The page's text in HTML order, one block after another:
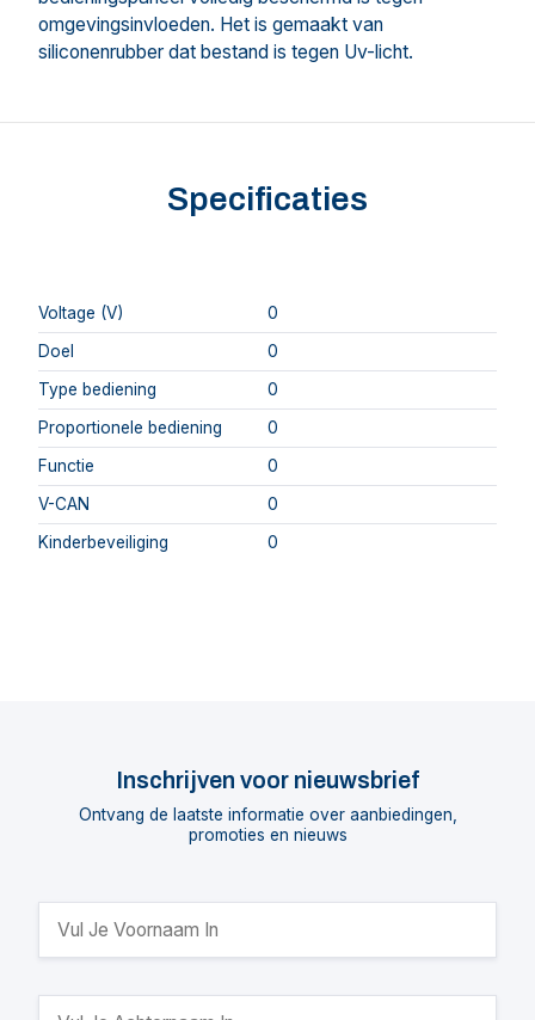
omgevingsinvloeden. Het is gemaakt van
siliconenrubber dat bestand is tegen Uv-licht.
Specificaties
Voltage (V)
0
Doel
0
Type bediening
0
Proportionele bediening
0
Functie
0
V-CAN
0
Kinderbeveiliging
0
Inschrijven voor nieuwsbrief
Ontvang de laatste informatie over aanbiedingen,
promoties en nieuws